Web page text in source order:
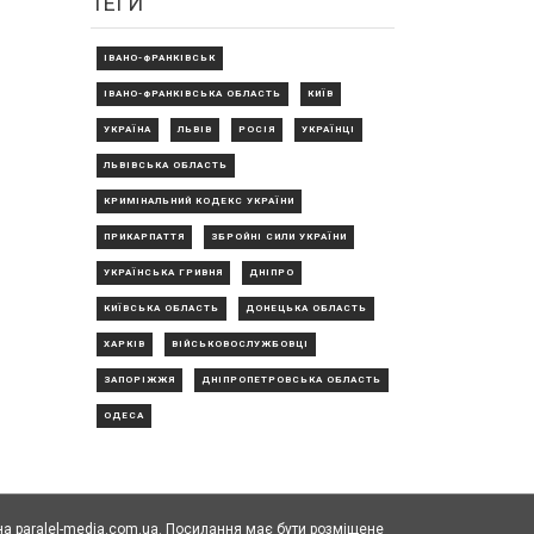
ІВАНО-ФРАНКІВСЬК
ІВАНО-ФРАНКІВСЬКА ОБЛАСТЬ КИЇВ
УКРАЇНА ЛЬВІВ РОСІЯ УКРАЇНЦІ
ЛЬВІВСЬКА ОБЛАСТЬ
КРИМІНАЛЬНИЙ КОДЕКС УКРАЇНИ
ПРИКАРПАТТЯ ЗБРОЙНІ СИЛИ УКРАЇНИ
УКРАЇНСЬКА ГРИВНЯ ДНІПРО
КИЇВСЬКА ОБЛАСТЬ ДОНЕЦЬКА ОБЛАСТЬ
ХАРКІВ ВІЙСЬКОВОСЛУЖБОВЦІ
ЗАПОРІЖЖЯ ДНІПРОПЕТРОВСЬКА ОБЛАСТЬ
ОДЕСА
paralel-media.com.ua. Посилання має бути розміщене